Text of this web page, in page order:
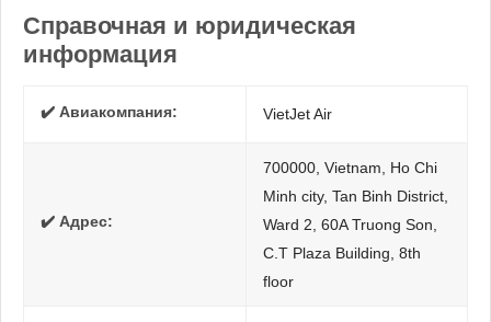
Справочная и юридическая
информация
✔️ Авиакомпания: VietJet Air
✔️ Адрес:
700000, Vietnam, Ho Chi
Minh city, Tan Binh District,
Ward 2, 60A Truong Son,
C.T Plaza Building, 8th
floor